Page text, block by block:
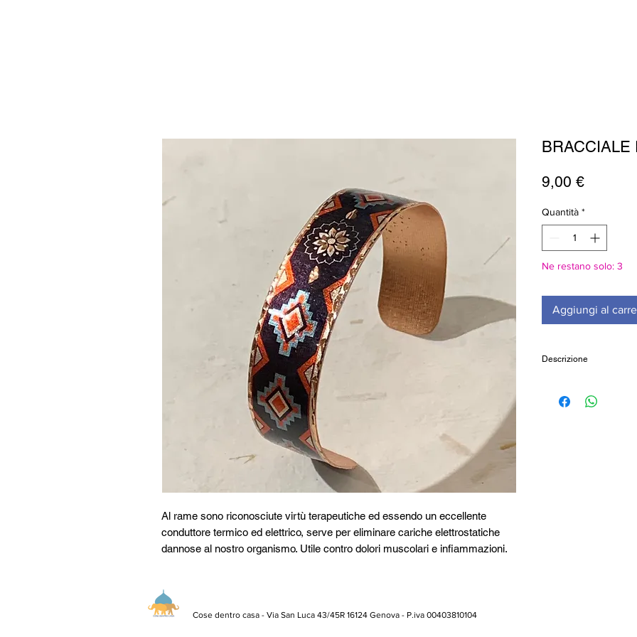
Al rame sono riconosciute virtù terapeutiche ed essendo un eccellente
conduttore termico ed elettrico, serve per eliminare cariche elettrostatiche
dannose al nostro organismo. Utile contro dolori muscolari e infiammazioni.
BRACCIALE
9,00 €Prezzo
Quantità *
Ne restano solo: 3
Aggiungi al
Descrizione
Altezza: 15mm
Cose dentro casa - Via San Luca 43/45R 16124 Genova - P.iva 00403810104